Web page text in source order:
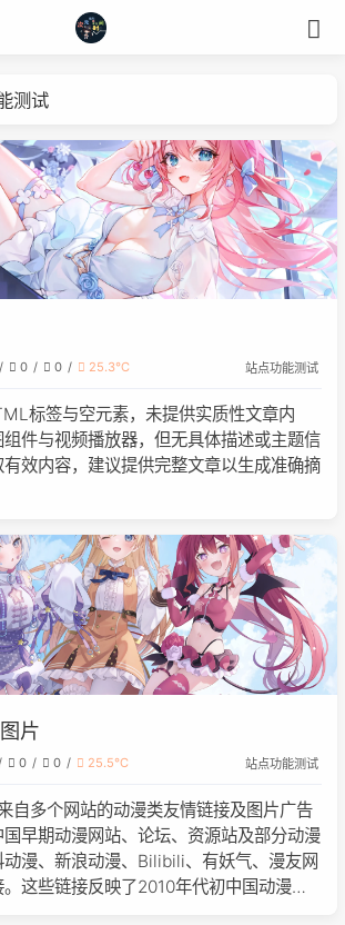
测试
0 0 25.3℃ 站点功能测试
标签与空元素，未提供实质性文章内
件与视频播放器，但无具体描述或主题信
效内容，建议提供完整文章以生成准确摘
片
0 0 25.5℃ 站点功能测试
自多个网站的动漫类友情链接及图片广告
早期动漫网站、论坛、资源站及部分动漫
漫、新浪动漫、Bilibili、有妖气、漫友网
这些链接反映了2010年代初中国动漫网